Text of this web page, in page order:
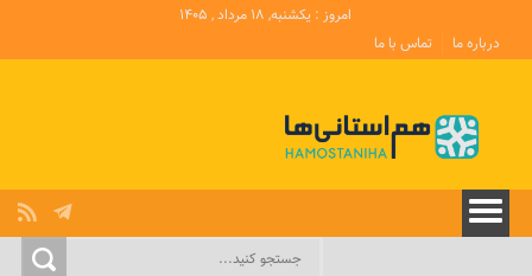
امروز : یکشنبه, ۱۸ مرداد , ۱۴۰۵
درباره ما
تماس با ما